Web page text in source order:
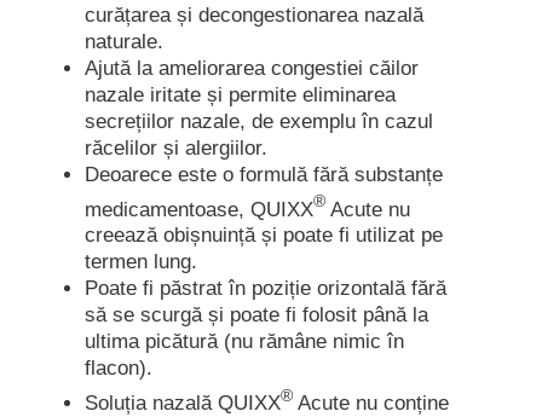
curățarea și decongestionarea nazală
naturale.
Ajută la ameliorarea congestiei căilor
nazale iritate și permite eliminarea
secrețiilor nazale, de exemplu în cazul
răcelilor și alergiilor.
Deoarece este o formulă fără substanțe
medicamentoase, QUIXX® Acute nu
creează obișnuință și poate fi utilizat pe
termen lung.
Poate fi păstrat în poziție orizontală fără
să se scurgă și poate fi folosit până la
ultima picătură (nu rămâne nimic în
flacon).
Soluția nazală QUIXX® Acute nu conține